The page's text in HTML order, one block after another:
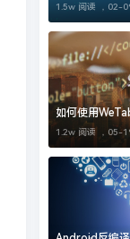
1.5w 阅读 ， 02-
如何使用
1.2w 阅读 ， 05-